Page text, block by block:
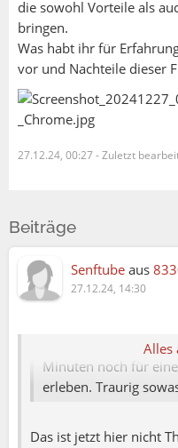
die sowohl Vorteile als
bringen.
Was habt ihr für
vor und Nachteile dieser
27.12.24, 00:27-Zuletzt
Beiträge
Senftube aus
27.12.24, 14:30
Alles
Ute:
Guido:
Bingo Biene: könnten
die meisten können
Erlebe ich hier oft
im Profil habe und
Für mich ist das ein
will, bin ich halt
Minuten noch für
erleben. Traurig
Das ist jetzt hier nicht